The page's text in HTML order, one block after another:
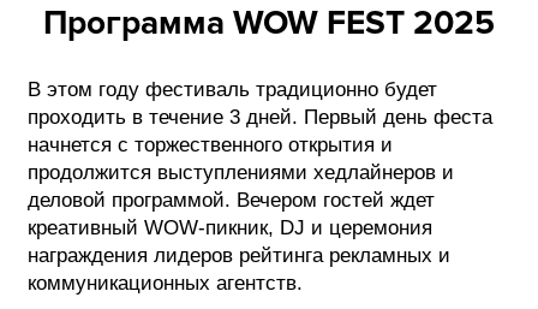
Программа WOW FEST 2025
В этом году фестиваль традиционно будет
проходить в течение 3 дней. Первый день феста
начнется с торжественного открытия и
продолжится выступлениями хедлайнеров и
деловой программой. Вечером гостей ждет
креативный WOW-пикник, DJ и церемония
награждения лидеров рейтинга рекламных и
коммуникационных агентств.